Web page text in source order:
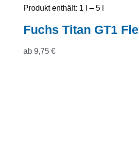
Produkt enthält: 1
– 5
Fuchs Titan GT1
ab 9,75 €